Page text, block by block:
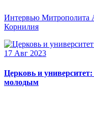
Интервью Митрополита
Корнилия
17 Авг 2023
Церковь и университет:
молодым